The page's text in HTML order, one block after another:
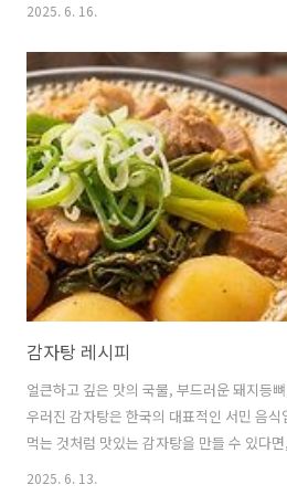
아니, 이름에 담긴 역사와 의미너비아니는 '
미에서 유래된 이름으로, 조선시대 궁중에서
다.불고기의 시초라고도 불리는 너비아니
炙)'에서 그 기원을 찾을 수 있습니다.맥적
려인들이 돼지고기를 양념에 재워 불에 구
시대를 거쳐 조선..
2025. 6. 16.
감자탕 레시피
얼큰하고 깊은 맛의 국물, 부드러운 돼지등
우러진 감자탕은 한국의 대표적인 서민 음
먹는 것처럼 맛있는 감자탕을 만들 수 있다
2025. 6. 13.